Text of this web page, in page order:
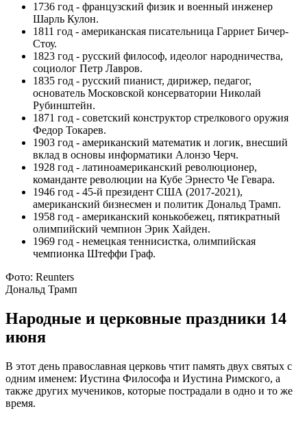
1736 год - французский физик и военный инженер
Шарль Кулон.
1811 год - американская писательница Гарриет Бичер-
Стоу.
1823 год - русский философ, идеолог народничества,
социолог Петр Лавров.
1835 год - русский пианист, дирижер, педагог,
основатель Московской консерватории Николай
Рубинштейн.
1871 год - советский конструктор стрелкового оружия
Федор Токарев.
1903 год - американский математик и логик, внесший
вклад в основы информатики Алонзо Черч.
1928 год - латиноамериканский революционер,
команданте революции на Кубе Эрнесто Че Гевара.
1946 год - 45-й президент США (2017-2021),
американский бизнесмен и политик Дональд Трамп.
1958 год - американский конькобежец, пятикратный
олимпийский чемпион Эрик Хайден.
1969 год - немецкая теннисистка, олимпийская
чемпионка Штеффи Граф.
Фото: Reunters
Дональд Трамп
Народные и церковные праздники 14
июня
В этот день православная церковь чтит память двух святых с
одним именем: Иустина Философа и Иустина Римского, а
также других мучеников, которые пострадали в одно и то же
время.